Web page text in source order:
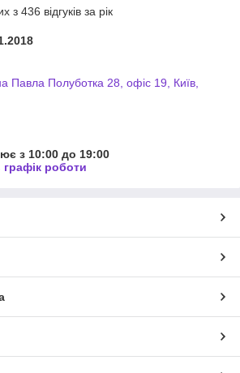
з 436 відгуків за рік
Павла Полуботка 28, офіс 19, Київ,
з 10:00 до 19:00
роботи